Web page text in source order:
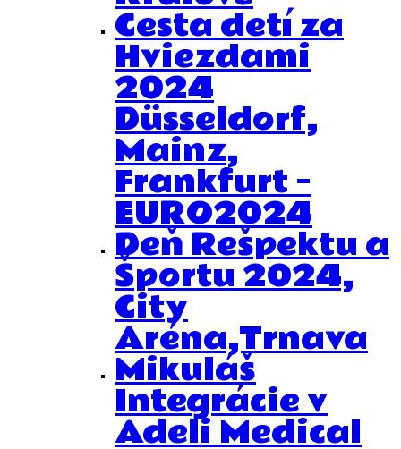
Cesta detí za
Hviezdami
2024
Düsseldorf,
Mainz,
Frankfurt –
EURO2024
Deň Rešpektu a
Športu 2024,
City
Aréna,Trnava
Mikuláš
Integrácie v
Adeli Medical